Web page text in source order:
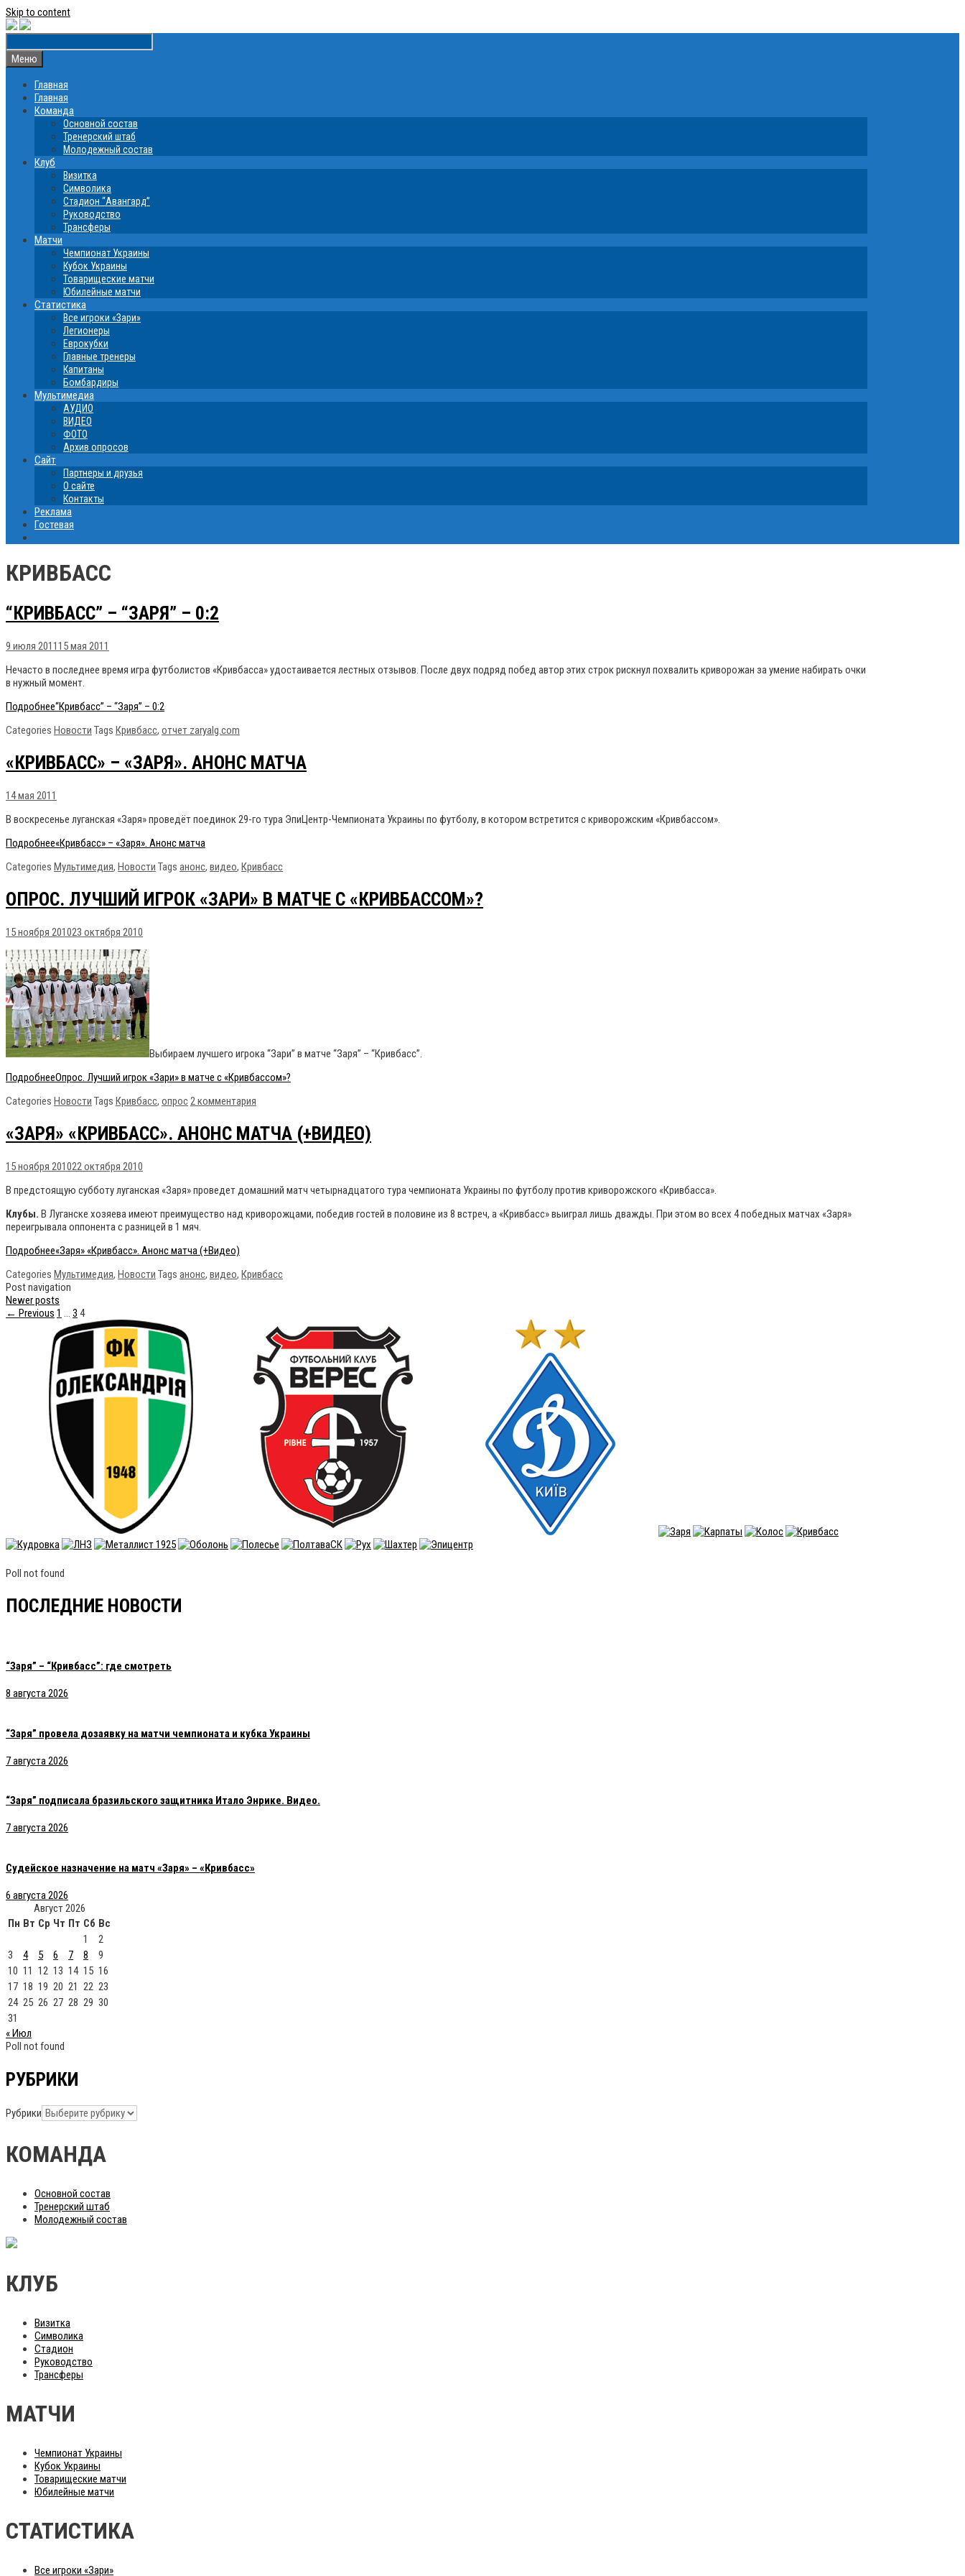
Skip to content
Меню
Главная
Главная
Команда
Основной состав
Тренерский штаб
Молодежный состав
Клуб
Визитка
Символика
Стадион “Авангард”
Руководство
Трансферы
Матчи
Чемпионат Украины
Кубок Украины
Товарищеские матчи
Юбилейные матчи
Статистика
Все игроки «Зари»
Легионеры
Еврокубки
Главные тренеры
Капитаны
Бомбардиры
Мультимедиа
АУДИО
ВИДЕО
ФОТО
Архив опросов
Сайт
Партнеры и друзья
О сайте
Контакты
Реклама
Гостевая
КРИВБАСС
“КРИВБАСС” – “ЗАРЯ” – 0:2
9 июля 201115 мая 2011
Нечасто в последнее время игра футболистов «Кривбасса» удостаивается лестных отзывов. После двух подряд побед автор этих строк рискнул похвалить криворожан за умение набирать очки
в нужный момент.
Подробнее“Кривбасс” – “Заря” – 0:2
Categories Новости Tags Кривбасс, отчет zaryalg.com
«КРИВБАСС» – «ЗАРЯ». АНОНС МАТЧА
14 мая 2011
В воскресенье луганская «Заря» проведёт поединок 29-го тура ЭпиЦентр-Чемпионата Украины по футболу, в котором встретится с криворожским «Кривбассом».
Подробнее«Кривбасс» – «Заря». Анонс матча
Categories Мультимедия, Новости Tags анонс, видео, Кривбасс
ОПРОС. ЛУЧШИЙ ИГРОК «ЗАРИ» В МАТЧЕ С «КРИВБАССОМ»?
15 ноября 201023 октября 2010
Выбираем лучшего игрока “Зари” в матче “Заря” – “Кривбасс”.
ПодробнееОпрос. Лучший игрок «Зари» в матче с «Кривбассом»?
Categories Новости Tags Кривбасс, опрос2 комментария
«ЗАРЯ» «КРИВБАСС». АНОНС МАТЧА (+ВИДЕО)
15 ноября 201022 октября 2010
В предстоящую субботу луганская «Заря» проведет домашний матч четырнадцатого тура чемпионата Украины по футболу против криворожского «Кривбасса».
Клубы. В Луганске хозяева имеют преимущество над криворожцами, победив гостей в половине из 8 встреч, а «Кривбасс» выиграл лишь дважды. При этом во всех 4 победных матчах «Заря»
переигрывала оппонента с разницей в 1 мяч.
Подробнее«Заря» «Кривбасс». Анонс матча (+Видео)
Categories Мультимедия, Новости Tags анонс, видео, Кривбасс
Post navigation
Newer posts
← Previous 1 … 3 4
Poll not found
ПОСЛЕДНИЕ НОВОСТИ
“Заря” – “Кривбасс”: где смотреть
8 августа 2026
“Заря” провела дозаявку на матчи чемпионата и кубка Украины
7 августа 2026
“Заря” подписала бразильского защитника Итало Энрике. Видео.
7 августа 2026
Судейское назначение на матч «Заря» – «Кривбасс»
6 августа 2026
Август 2026
Пн Вт Ср Чт Пт Сб Вс
1
2
3
4 5 6 7 8
9
10 11 12 13 14 15 16
17 18 19 20 21 22 23
24 25 26 27 28 29 30
31
« Июл
Poll not found
РУБРИКИ
Рубрики
КОМАНДА
Основной состав
Тренерский штаб
Молодежный состав
КЛУБ
Визитка
Символика
Стадион
Руководство
Трансферы
МАТЧИ
Чемпионат Украины
Кубок Украины
Товарищеские матчи
Юбилейные матчи
СТАТИСТИКА
Все игроки «Зари»